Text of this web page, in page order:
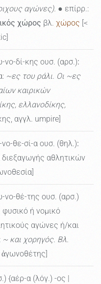
αγώνες). ● επίρρ.:
χώρος βλ. χώρος [<
νο-δί-κης ουσ. (αρσ.):
~ες του ράλι. Οι ~ες
καιρικών
ελλανοδίκης,
αγγλ. umpire]
θε-σί-α ουσ. (θηλ.):
αθλητικών
νο-θέ-της ουσ. (αρσ.)
ή νομικό
αγώνες ή/και
~ και χορηγός. Βλ.
{αέρ-α (λόγ.) -ος |